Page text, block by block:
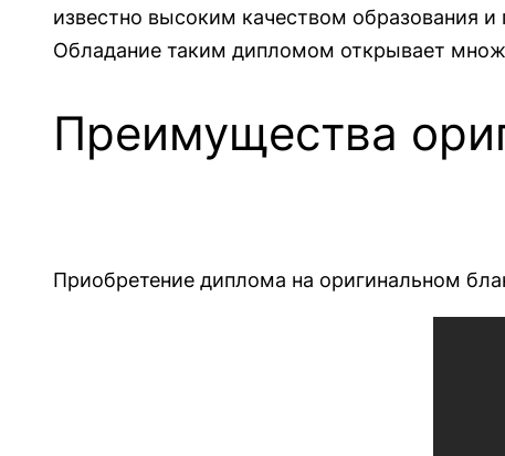
известно высоким качеством образования
Обладание таким дипломом открывает
Преимущества
Приобретение диплома на оригинальном